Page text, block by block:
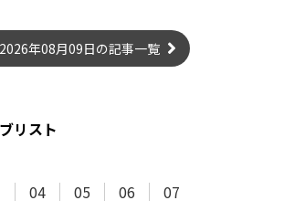
2026年08月09日の記事一覧
リスト
04 05 06 07